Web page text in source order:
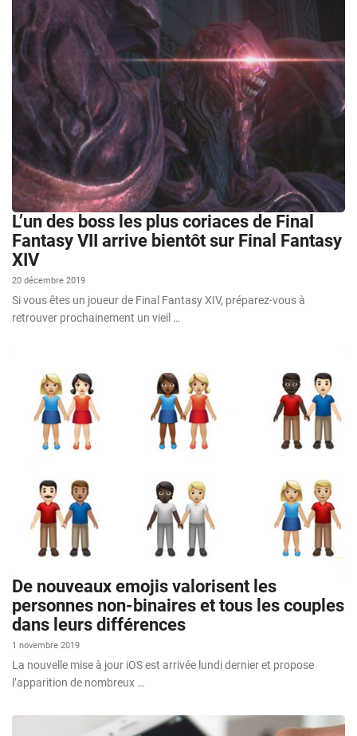
L’un des boss les plus coriaces de Final
Fantasy VII arrive bientôt sur Final Fantasy
XIV
20 décembre 2019
Si vous êtes un joueur de Final Fantasy XIV, préparez-vous à
retrouver prochainement un vieil …
De nouveaux emojis valorisent les
personnes non-binaires et tous les couples
dans leurs différences
1 novembre 2019
La nouvelle mise à jour iOS est arrivée lundi dernier et propose
l’apparition de nombreux …